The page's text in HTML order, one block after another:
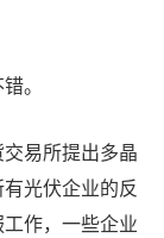
。
易所提出多晶
光伏企业的反
作，一些企业